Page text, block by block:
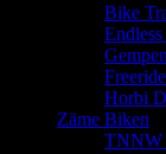
Bike
Horbi
Zäme Biken
TNNW